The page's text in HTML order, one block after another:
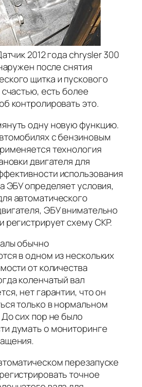
2012 года chrysler 300
после снятия
щитка и пускового
есть более
контролировать это.
одну новую функцию.
с бензиновым
технология
двигателя для
использования
ЭБУ определяет условия,
автоматического
ЭБУ внимательно
регистрирует схему CKP.
обычно
в одном из нескольких
от количества
коленчатый вал
нет гарантии, что он
только в нормальном
сих пор не было
думать о мониторинге
перезапуске
точное